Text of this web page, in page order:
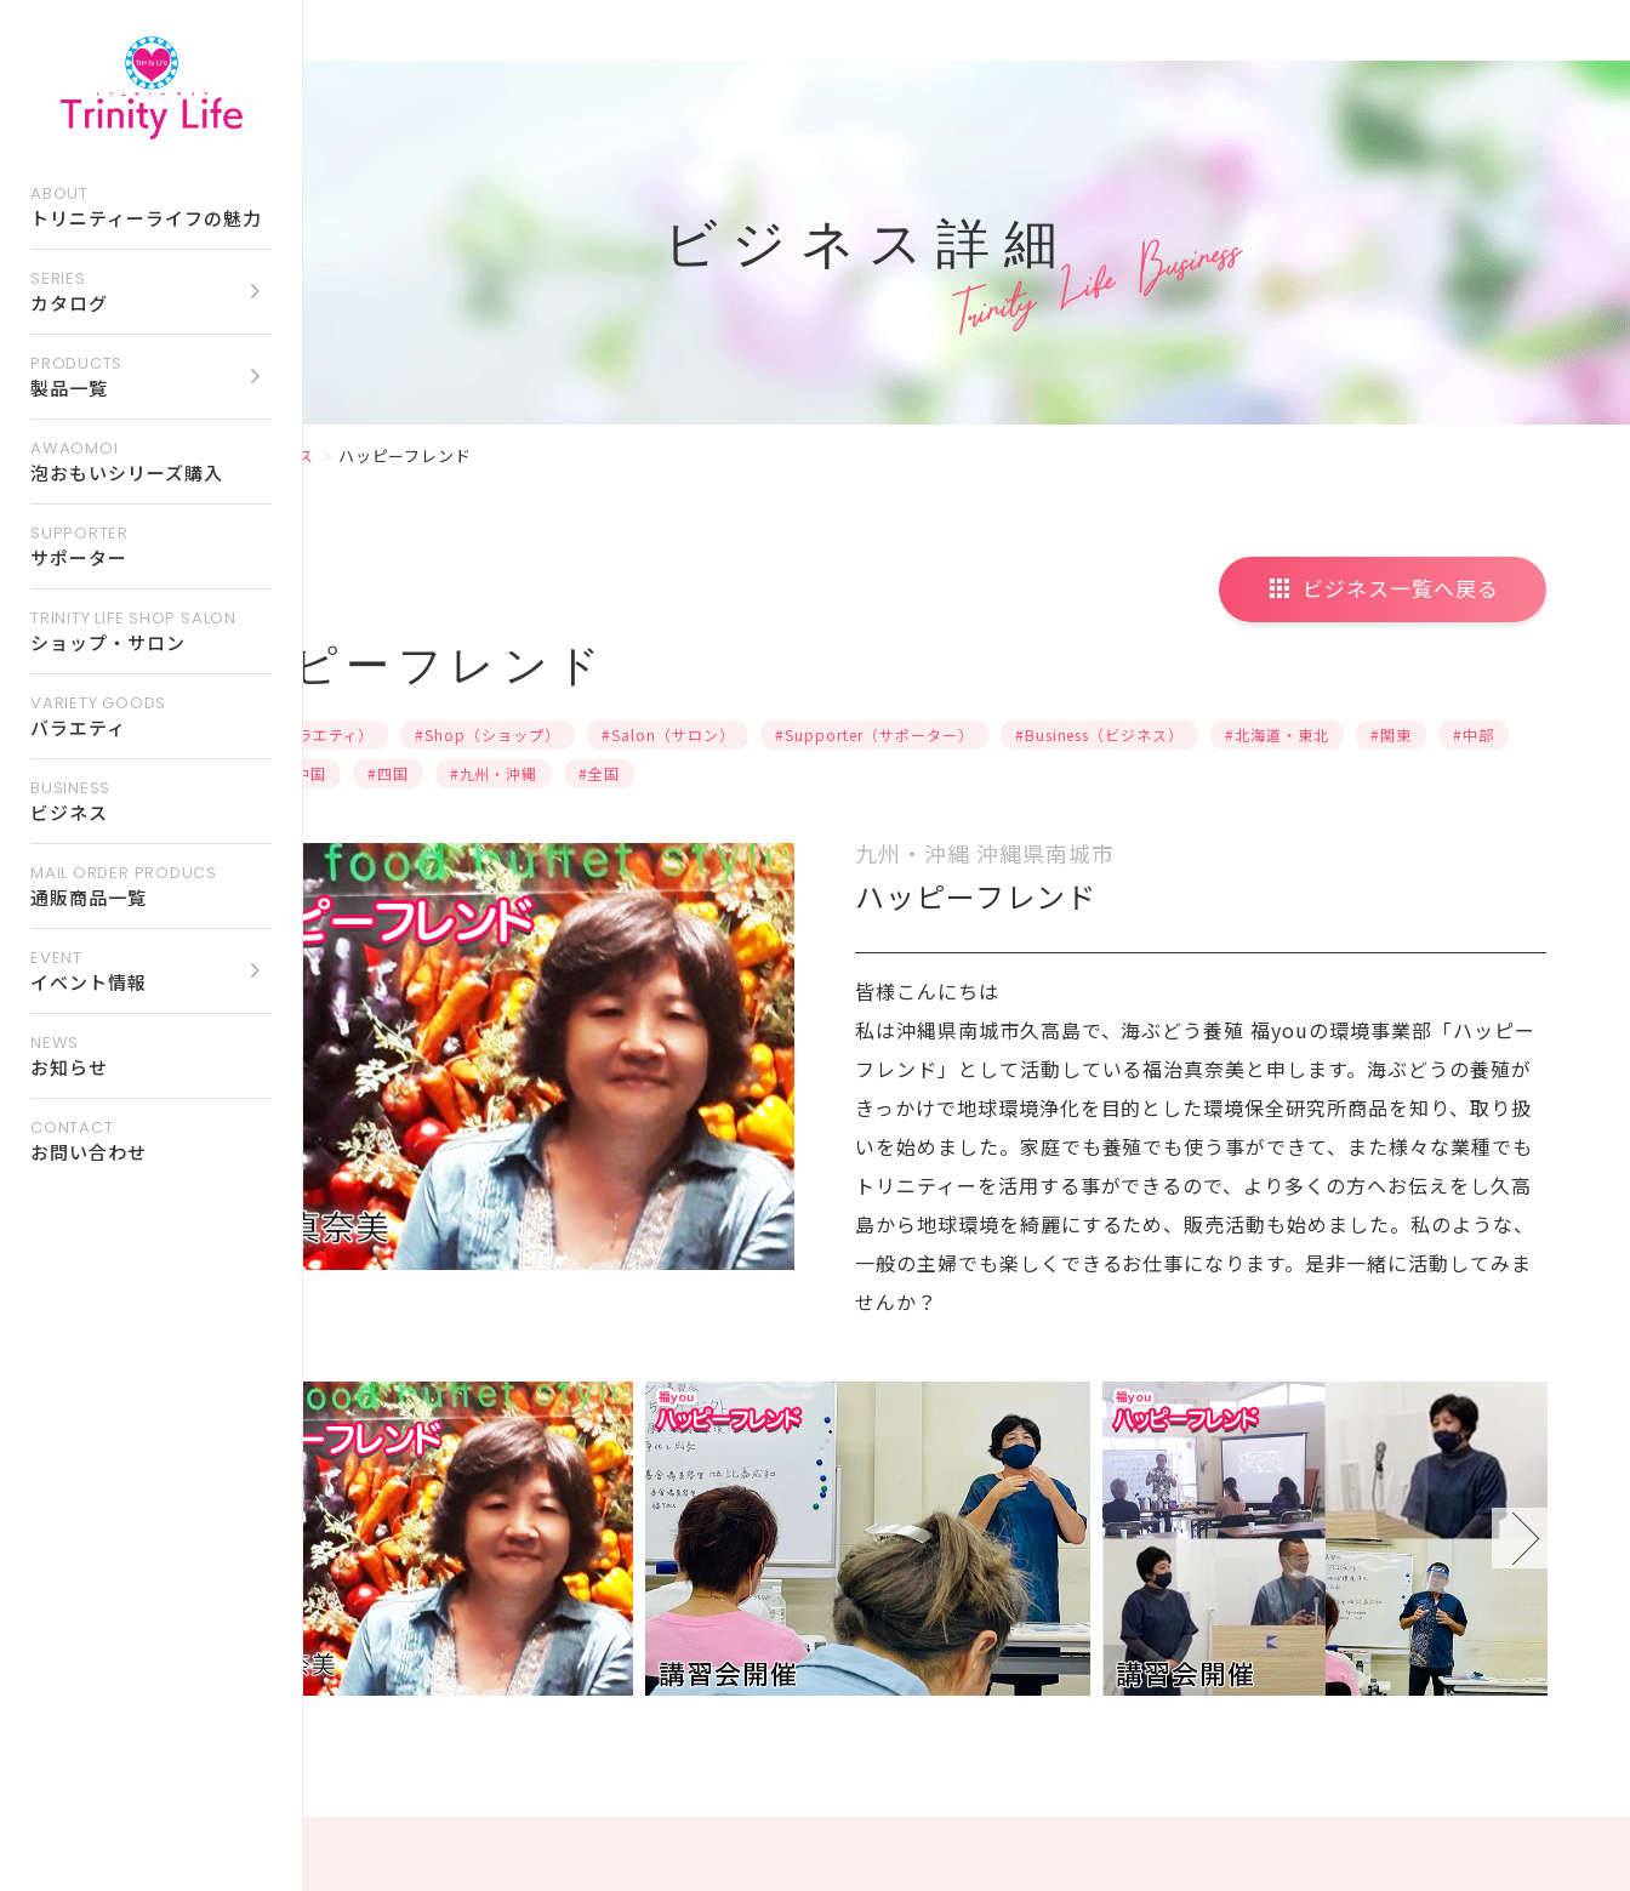
ABOUT
トリニティーライフの魅力
SERIES
カタログ
トリニティーライフ
PRODUCTS
製品一覧
製品一覧
トリニティーライフ
AWAOMOI
泡おもいシリーズ購入
SUPPORTER
サポーター
TRINITY LIFE SHOP SALON
ショップ・サロン
VARIETY GOODS
バラエティ
BUSINESS
ビジネス
MAIL ORDER PRODUCS
通販商品一覧
EVENT
イベント情報
イベント情報一覧
イベント予約フォーム
NEWS
お知らせ
CONTACT
お問い合わせ
ビジネス詳細
ビジネス ハッピーフレンド
ビジネス一覧へ戻る
ハッピーフレンド
#Variety（バラエティ） #Shop（ショップ） #Salon（サロン） #Supporter（サポーター） #Business（ビジネス） #北海道・東北 #関東
#中部
#中国 #四国 #九州・沖縄 #全国
九州・沖縄 沖縄県南城市
ハッピーフレンド
皆様こんにちは
私は沖縄県南城市久高島で、海ぶどう養殖 福youの環境事業部「ハッピー
フレンド」として活動している福治真奈美と申します。海ぶどうの養殖が
きっかけで地球環境浄化を目的とした環境保全研究所商品を知り、取り扱
いを始めました。家庭でも養殖でも使う事ができて、また様々な業種でも
トリニティーを活用する事ができるので、より多くの方へお伝えをし久高
島から地球環境を綺麗にするため、販売活動も始めました。私のような、
一般の主婦でも楽しくできるお仕事になります。是非一緒に活動してみま
せんか？